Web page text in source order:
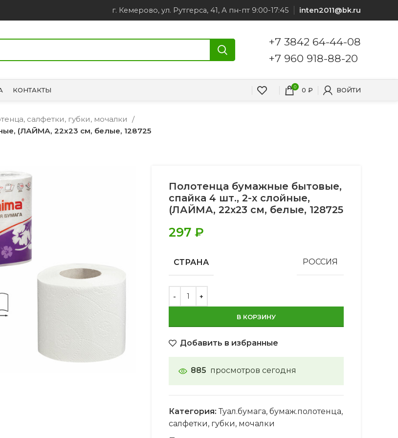
г. Кемерово, ул. Рутгерса, 41, А пн-пт 9:00-17:45 inten2011@bk.ru
+7 3842 64-44-08
+7 960 918-88-20
КОНТАКТЫ 0 0 ₽ ВОЙТИ
салфетки, губки, мочалки
(ЛАЙМА, 22х23 см, белые, 128725
Полотенца бумажные бытовые,
спайка 4 шт., 2-х слойные,
(ЛАЙМА, 22х23 см, белые, 128725
297 ₽
СТРАНА РОССИЯ
В КОРЗИНУ
Добавить в избранные
885 просмотров сегодня
Категория: Туал.бумага, бумаж.полотенца,
салфетки, губки, мочалки